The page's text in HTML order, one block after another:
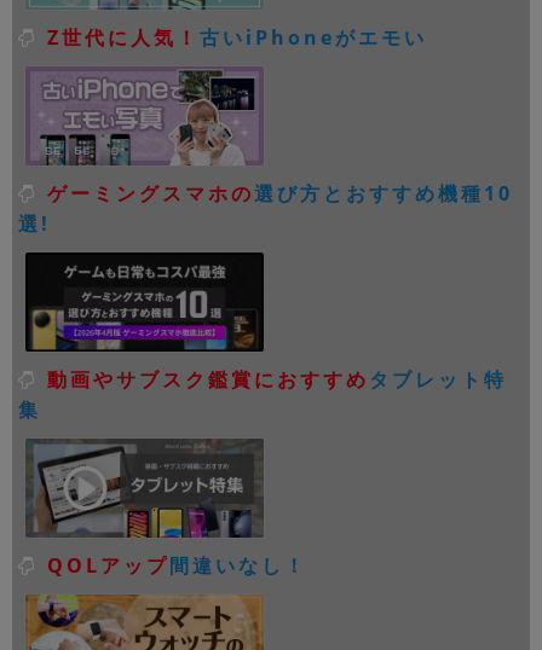
Z世代に人気！ 古いiPhoneがエモい
ゲーミングスマホの選び方とおすすめ機種10
選!
動画やサブスク鑑賞におすすめ タブレット特
集
QOLアップ間違いなし！